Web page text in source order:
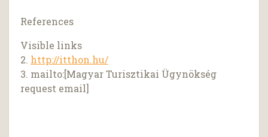
References
Visible links
2. http://itthon.hu/
3. mailto:[Magyar Turisztikai Ügynökség
request email]